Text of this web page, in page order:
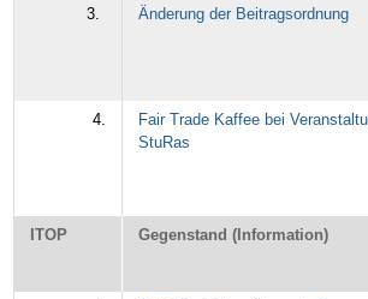
3. Änderung der Beitragsordnung
4.
Fair Trade Kaffee bei
StuRas
ITOP Gegenstand (Information)